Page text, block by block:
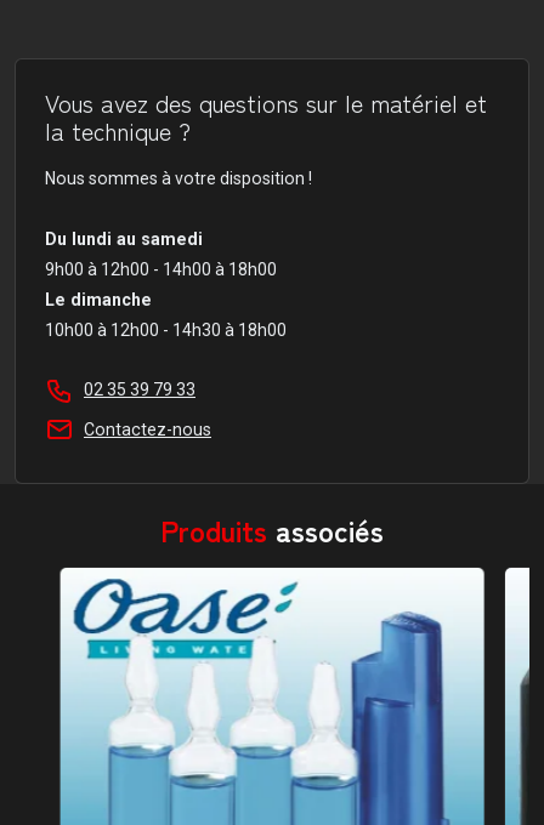
Vous avez des questions sur le matériel et
la technique ?
Nous sommes à votre disposition !
Du lundi au samedi
9h00 à 12h00 - 14h00 à 18h00
Le dimanche
10h00 à 12h00 - 14h30 à 18h00
02 35 39 79 33
Contactez-nous
Produits associés